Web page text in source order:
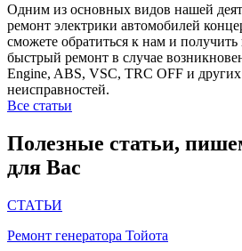
Одним из основных видов нашей
ремонт электрики автомобилей
сможете обратиться к нам и
быстрый ремонт в случае
Engine, ABS, VSC, TRC OFF и
неисправностей.
Все статьи
Полезные статьи,
для Вас
СТАТЬИ
Ремонт генератора Тойота